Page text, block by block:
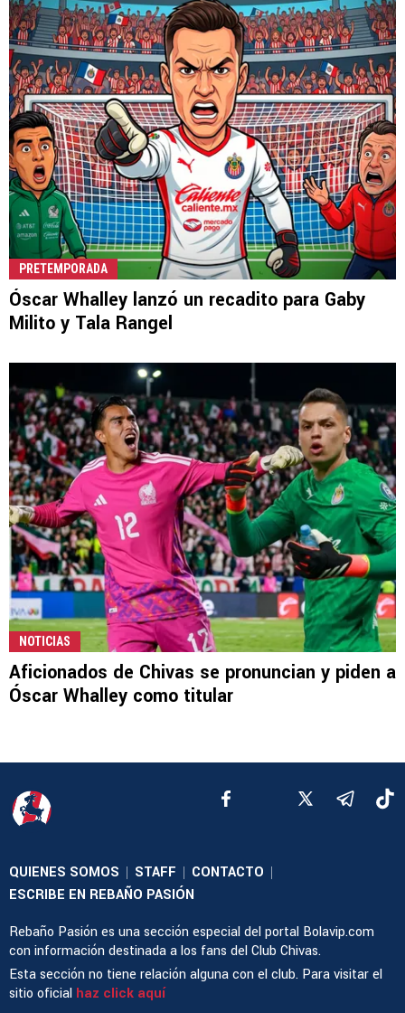
PRETEMPORADA
Óscar Whalley lanzó un recadito para Gaby
Milito y Tala Rangel
NOTICIAS
Aficionados de Chivas se pronuncian y piden a
Óscar Whalley como titular
QUIENES SOMOS | STAFF | CONTACTO |
ESCRIBE EN REBAÑO PASIÓN
Rebaño Pasión es una sección especial del portal Bolavip.com
con información destinada a los fans del Club Chivas.
Esta sección no tiene relación alguna con el club. Para visitar el
sitio oficial haz click aquí